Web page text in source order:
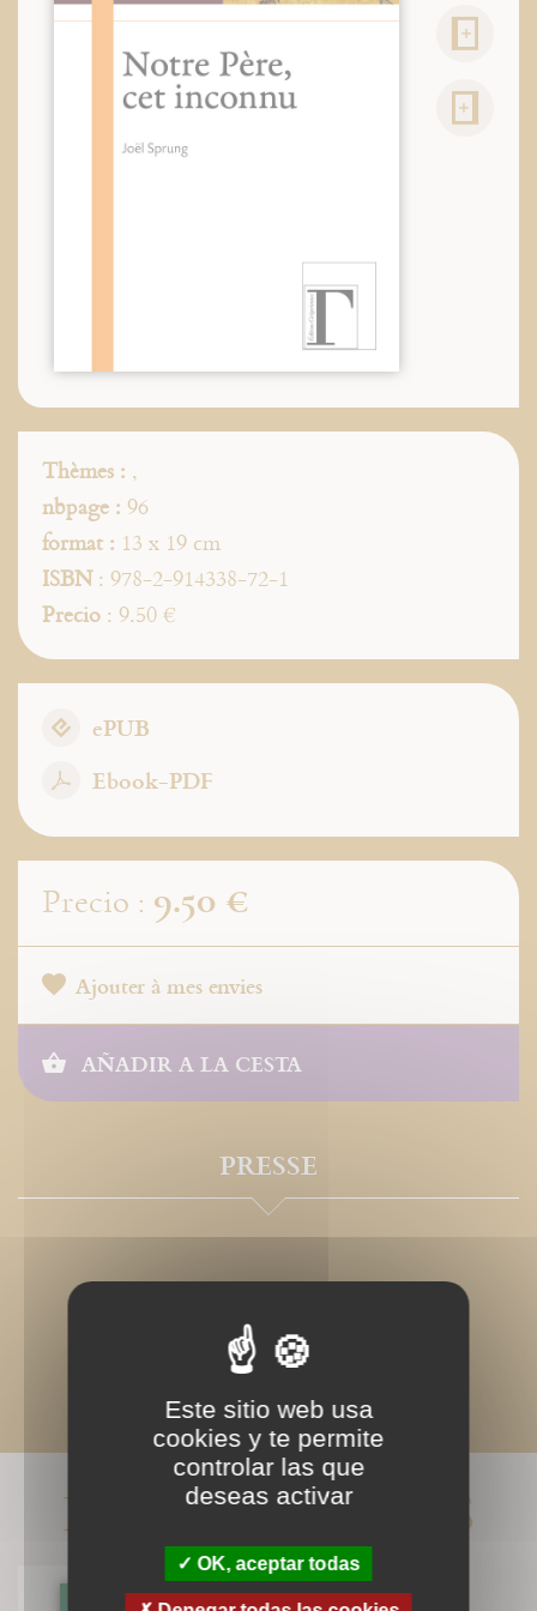
Thèmes : ,
nbpage : 96
format : 13 x 19 cm
ISBN: 978-2-914338-72-1
Precio : 9.50 €
ePUB
Ebook-PDF
Precio : 9.50 €
Ajouter à mes envies
AÑADIR A LA CESTA
PRESSE
LIVRES ASSOCIÉS
Este sitio web usa
cookies y te permite
controlar las que
deseas activar
OK, aceptar todas